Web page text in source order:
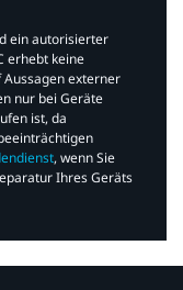
ein autorisierter
erhebt keine
Aussagen externer
nur bei Geräte
ist, da
, wenn Sie
Ihres Geräts